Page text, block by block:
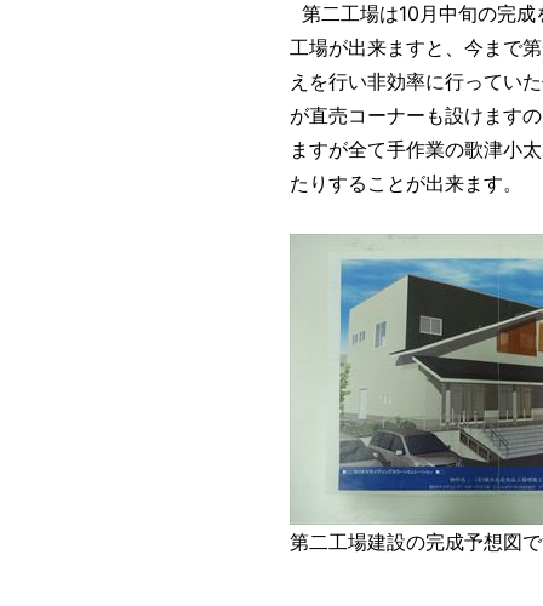
第二工場は10月中旬の完
工場が出来ますと、今まで
えを行い非効率に行ってい
が直売コーナーも設けます
ますが全て手作業の歌津小
たりすることが出来ます。
第二工場建設の完成予想図